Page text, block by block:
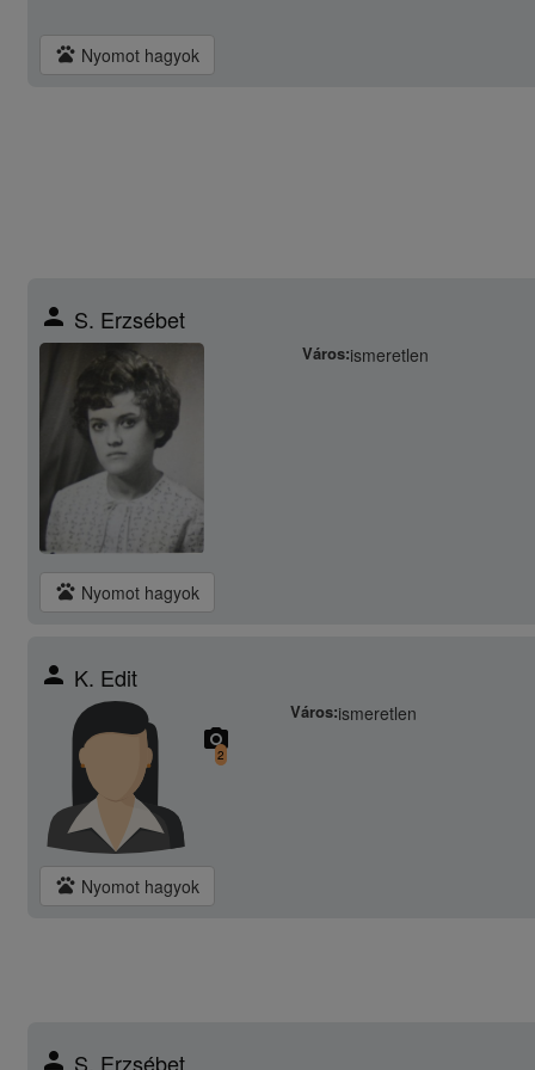
pets Nyomot hagyok
person S. Erzsébet
Város:ismeretlen
pets Nyomot hagyok
person K. Edit
Város:ismeretlen
camera_alt
2
pets Nyomot hagyok
person S. Erzsébet